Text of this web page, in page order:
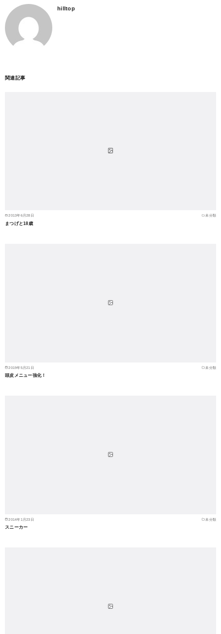
hilltop
関連記事
2013年6月28日 未分類
まつげと18歳
2019年5月21日 未分類
頭皮メニュー強化！
2014年1月23日 未分類
スニーカー